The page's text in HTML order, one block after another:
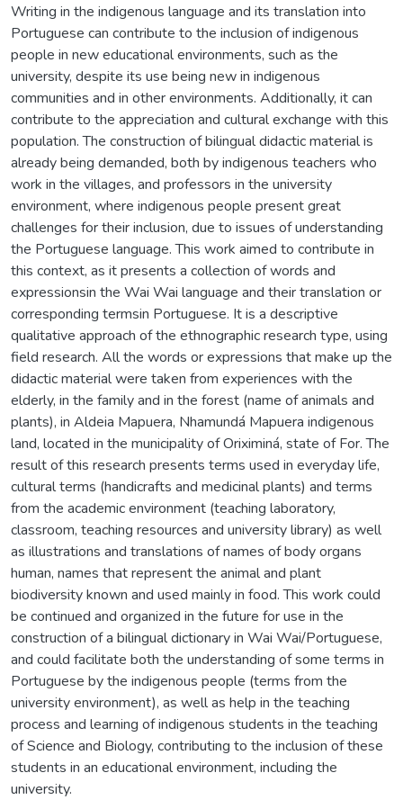
Writing in the indigenous language and its translation into
Portuguese can contribute to the inclusion of indigenous
people in new educational environments, such as the
university, despite its use being new in indigenous
communities and in other environments. Additionally, it can
contribute to the appreciation and cultural exchange with this
population. The construction of bilingual didactic material is
already being demanded, both by indigenous teachers who
work in the villages, and professors in the university
environment, where indigenous people present great
challenges for their inclusion, due to issues of understanding
the Portuguese language. This work aimed to contribute in
this context, as it presents a collection of words and
expressionsin the Wai Wai language and their translation or
corresponding termsin Portuguese. It is a descriptive
qualitative approach of the ethnographic research type, using
field research. All the words or expressions that make up the
didactic material were taken from experiences with the
elderly, in the family and in the forest (name of animals and
plants), in Aldeia Mapuera, Nhamundá Mapuera indigenous
land, located in the municipality of Oriximiná, state of For. The
result of this research presents terms used in everyday life,
cultural terms (handicrafts and medicinal plants) and terms
from the academic environment (teaching laboratory,
classroom, teaching resources and university library) as well
as illustrations and translations of names of body organs
human, names that represent the animal and plant
biodiversity known and used mainly in food. This work could
be continued and organized in the future for use in the
construction of a bilingual dictionary in Wai Wai/Portuguese,
and could facilitate both the understanding of some terms in
Portuguese by the indigenous people (terms from the
university environment), as well as help in the teaching
process and learning of indigenous students in the teaching
of Science and Biology, contributing to the inclusion of these
students in an educational environment, including the
university.